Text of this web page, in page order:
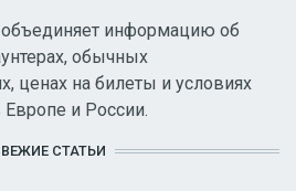
информацию об
обычных
ценах на билеты и условиях
и России.
СТАТЬИ